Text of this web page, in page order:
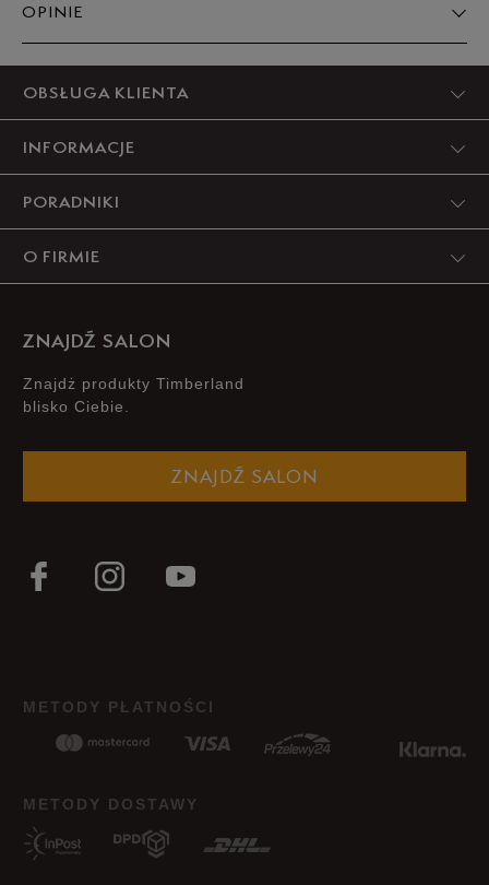
OPINIE
OBSŁUGA KLIENTA
INFORMACJE
PORADNIKI
O FIRMIE
ZNAJDŹ SALON
Znajdż produkty Timberland
blisko Ciebie.
ZNAJDŹ SALON
METODY PŁATNOŚCI
METODY DOSTAWY